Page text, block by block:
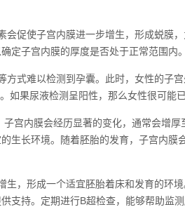
促使子宫内膜进一步增生，形成蜕膜，
定子宫内膜的厚度是否处于正常范围内。
方式难以检测到孕囊。此时，女性的子
果尿液检测呈阳性，那么女性很可能已
宫内膜会经历显著的变化，通常会增厚
生长环境。随着胚胎的发育，子宫内膜
，形成一个适宜胚胎着床和发育的环
支持。定期进行B超检查，能够帮助监